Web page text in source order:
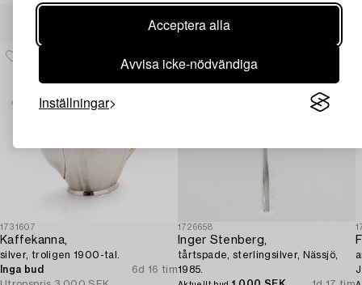
Acceptera alla
Avvisa icke-nödvändiga
Inställningar
1731607
Kaffekanna,
silver, troligen 1900-tal.
Inga bud
6d 16 tim
1726658
Inger Stenberg,
tårtspade, sterlingsilver, Nässjö,
1985.